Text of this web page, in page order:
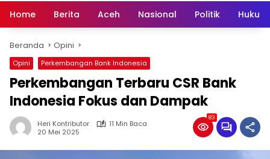
Home Berita Aceh Nasional Politik
Beranda Opini
Opini Perkembangan Bank Indonesia
Perkembangan Terbaru CSR Bank
Indonesia Fokus dan Dampak
Heri Kontributor
11 Min Baca
20 Mei 2025
83